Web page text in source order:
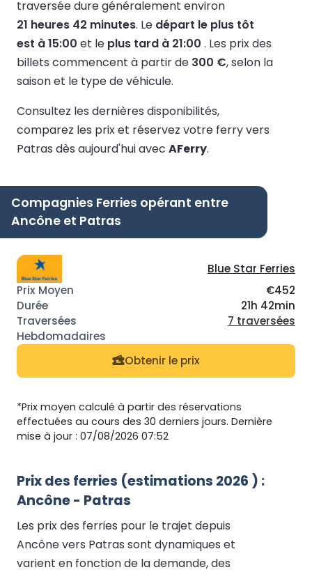
traversée dure généralement environ
21 heures 42 minutes. Le départ le plus tôt
est à 15:00 et le plus tard à 21:00 . Les prix des
billets commencent à partir de 300 €, selon la
saison et le type de véhicule.
Consultez les dernières disponibilités,
comparez les prix et réservez votre ferry vers
Patras dès aujourd'hui avec AFerry.
Compagnies Ferries opérant entre
Ancône et Patras
Blue Star Ferries
€452
21h 42min
7 traversées
Obtenir le prix
*Prix moyen calculé à partir des réservations
effectuées au cours des 30 derniers jours. Dernière
mise à jour : 07/08/2026 07:52
Prix des ferries (estimations 2026 ) :
Ancône - Patras
Les prix des ferries pour le trajet depuis
Ancône vers Patras sont dynamiques et
varient en fonction de la demande, des